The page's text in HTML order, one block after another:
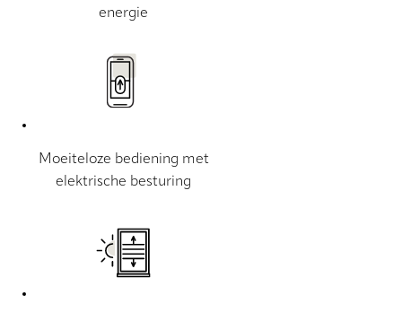
energie
Moeiteloze bediening met
elektrische besturing